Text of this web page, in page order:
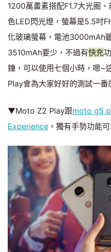
1200萬畫素搭配F1.7大光圈
色LED閃光燈，螢幕是5.5吋
化玻璃螢幕，電池3000mAh
3510mAh要少，不過有快充
鐘，可以使用七個小時，嗯~
Play會為大家好好的測試一番
▼Moto Z2 Play跟moto g5
Experience ，獨有手勢功能